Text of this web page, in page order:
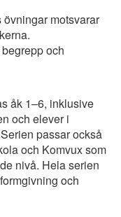
motsvarar
och
åk 1–6, inklusive
och elever i
passar också
och Komvux som
nivå. Hela serien
och